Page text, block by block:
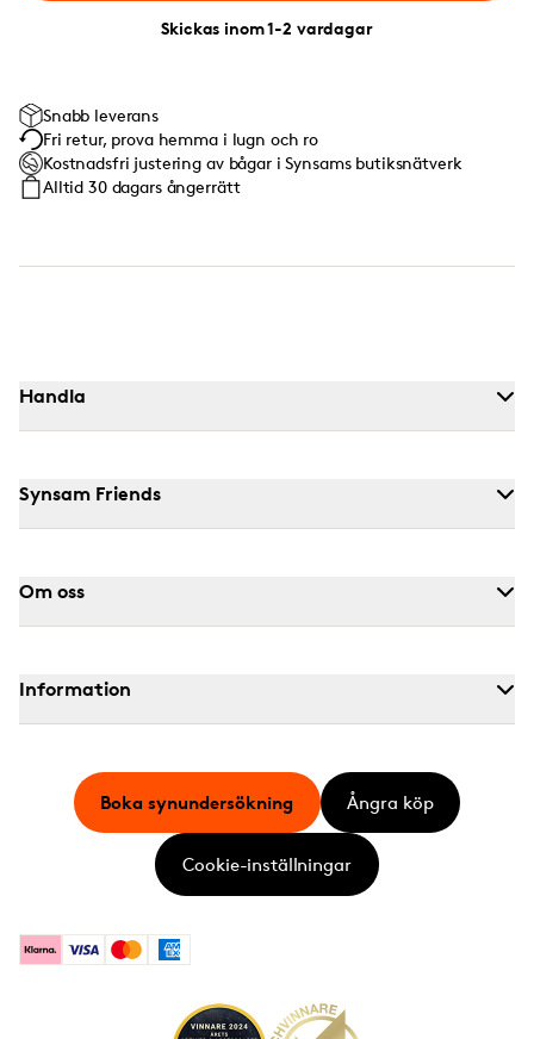
Skickas inom 1-2 vardagar
Snabb leverans
Fri retur, prova hemma i lugn och ro
Kostnadsfri justering av bågar i Synsams butiksnätverk
Alltid 30 dagars ångerrätt
Handla
Synsam Friends
Om oss
Information
KlarnaVisa MastercardAmerican Express
Boka synundersökning Ångra köp
Cookie-inställningar